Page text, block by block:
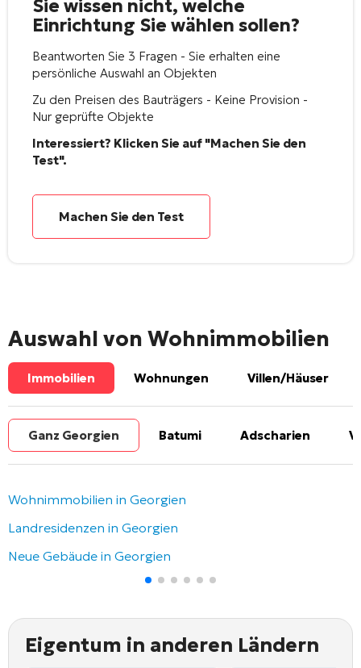
Sie wissen nicht, welche
Einrichtung Sie wählen sollen?
Beantworten Sie 3 Fragen - Sie erhalten eine
persönliche Auswahl an Objekten
Zu den Preisen des Bauträgers - Keine Provision -
Nur geprüfte Objekte
Interessiert? Klicken Sie auf "Machen Sie den
Test".
Machen Sie den Test
Auswahl von Wohnimmobilien
Immobilien Wohnungen Villen/Häuser
Ganz Georgien Batumi Adscharien
Wohnimmobilien in Georgien
Landresidenzen in Georgien
Neue Gebäude in Georgien
Eigentum in anderen Ländern